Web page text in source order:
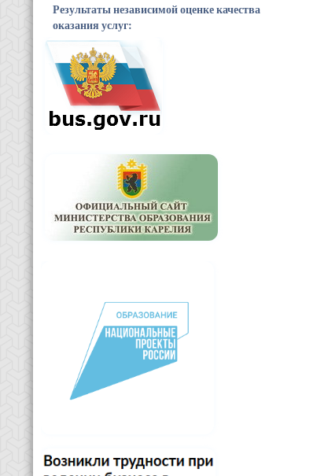
Результаты независимой оценке качества
оказания услуг: